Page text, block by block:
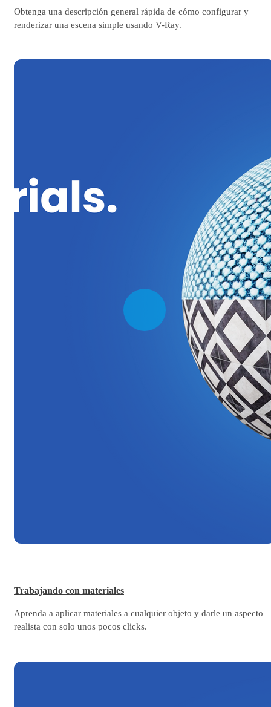
Obtenga una descripción general rápida de cómo configurar y
renderizar una escena simple usando V-Ray.
Trabajando con materiales
Aprenda a aplicar materiales a cualquier objeto y darle un aspecto
realista con solo unos pocos clicks.